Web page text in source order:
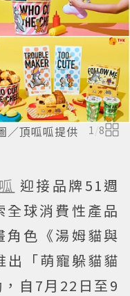
／頂呱呱提供 1 /8
迎接品牌51週
球消費性產品
角色《湯姆貓與
出「萌寵躲貓貓
，自7月22日至9